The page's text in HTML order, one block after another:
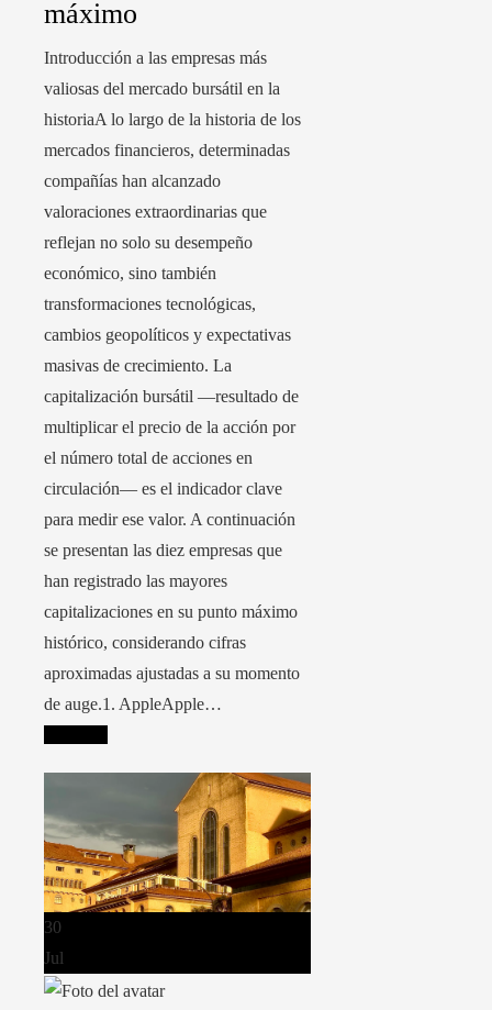
máximo
Introducción a las empresas más
valiosas del mercado bursátil en la
historiaA lo largo de la historia de los
mercados financieros, determinadas
compañías han alcanzado
valoraciones extraordinarias que
reflejan no solo su desempeño
económico, sino también
transformaciones tecnológicas,
cambios geopolíticos y expectativas
masivas de crecimiento. La
capitalización bursátil —resultado de
multiplicar el precio de la acción por
el número total de acciones en
circulación— es el indicador clave
para medir ese valor. A continuación
se presentan las diez empresas que
han registrado las mayores
capitalizaciones en su punto máximo
histórico, considerando cifras
aproximadas ajustadas a su momento
de auge.1. AppleApple…
30
Jul